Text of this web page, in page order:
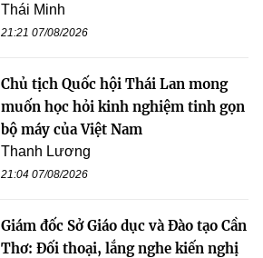
Thái Minh
21:21 07/08/2026
Chủ tịch Quốc hội Thái Lan mong
muốn học hỏi kinh nghiệm tinh gọn
bộ máy của Việt Nam
Thanh Lương
21:04 07/08/2026
Giám đốc Sở Giáo dục và Đào tạo Cần
Thơ: Đối thoại, lắng nghe kiến nghị